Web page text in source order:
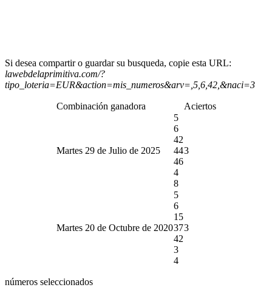
Si desea compartir o guardar su busqueda, copie esta URL:
lawebdelaprimitiva.com/?
tipo_loteria=EUR&action=mis_numeros&arv=,5,6,42,&naci=3
Combinación ganadora Aciertos
Martes 29 de Julio de 2025
5
6
42
44
46
4
8
3
Martes 20 de Octubre de 2020
5
6
15
37
42
3
4
3
números seleccionados